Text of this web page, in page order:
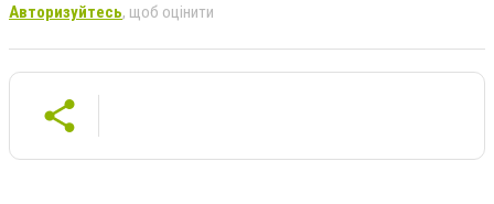
Авторизуйтесь, щоб оцінити